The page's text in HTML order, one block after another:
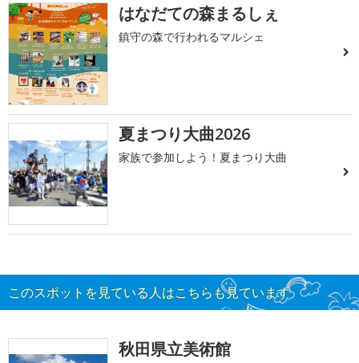
はなだての森まるしぇ
鎮守の森で行われるマルシェ
夏まつり大曲2026
家族で参加しよう！夏まつり大曲
このスポットを見ている人はこちらも見ています
秋田県立美術館